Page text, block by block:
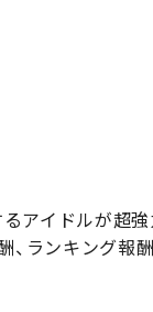
るアイドルが超
ランキング報